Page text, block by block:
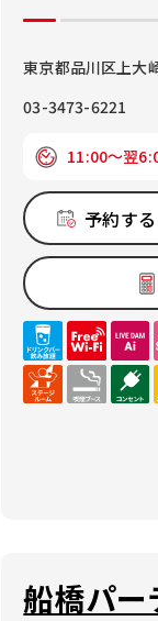
東京都品川区上大
03-3473-6221
11:00～翌
予約する
船橋パー